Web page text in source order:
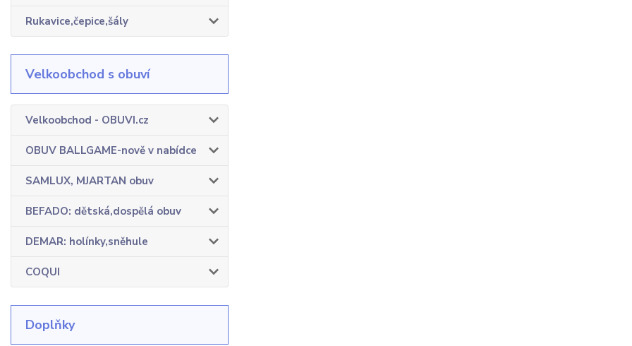
Rukavice,čepice,šály
Velkoobchod s obuví
Velkoobchod - OBUVI.cz
OBUV BALLGAME-nově v nabídce
SAMLUX, MJARTAN obuv
BEFADO: dětská,dospělá obuv
DEMAR: holínky,sněhule
COQUI
Doplňky